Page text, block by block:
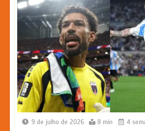
9 de julho de 2026 8 min 4